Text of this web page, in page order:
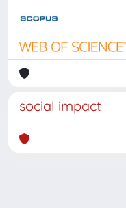
social impact